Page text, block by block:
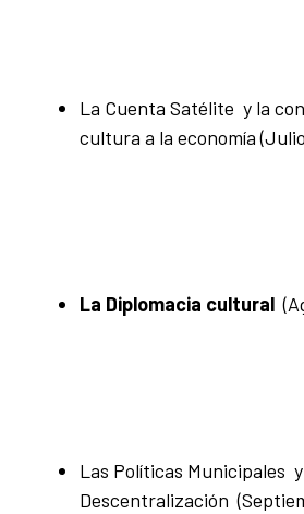
La Cuenta Satélite y la
cultura a la economía
La Diplomacia cultural
Las Políticas Municipales
Descentralización